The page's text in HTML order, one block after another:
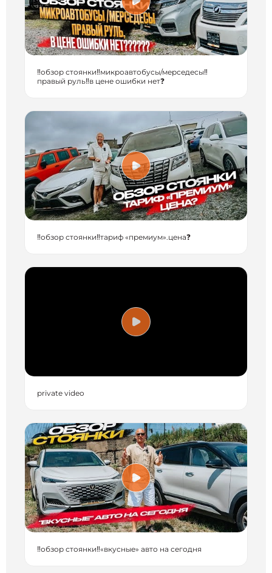
‼️обзор стоянки‼️микроавтобусы/мерседесы‼️
правый руль‼️в цене ошибки нет❓
‼️обзор стоянки‼️тариф «премиум».цена❓
private video
‼️обзор стоянки‼️«вкусные» авто на сегодня